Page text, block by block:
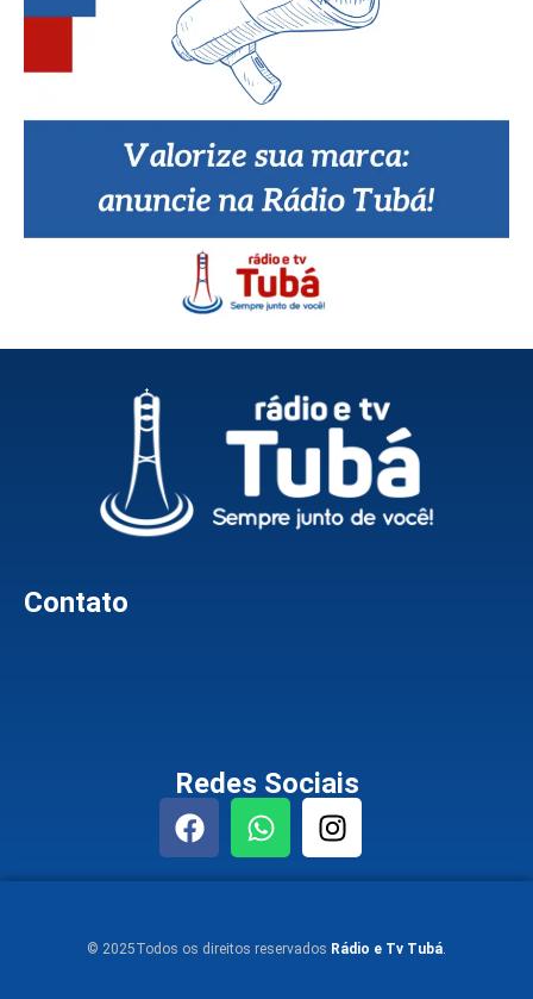
Contato
Redes Sociais
© 2025Todos os direitos reservados Rádio e Tv Tubá.